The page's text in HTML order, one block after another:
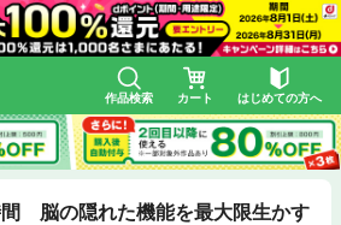
作品検索 カート はじめての方へ
脳の隠れた機能を最大限生かす